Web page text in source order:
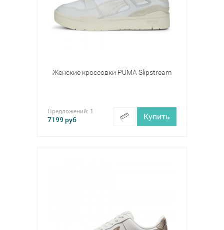
Женские кроссовки PUMA Slipstream
Предложений: 1
7199руб Купить